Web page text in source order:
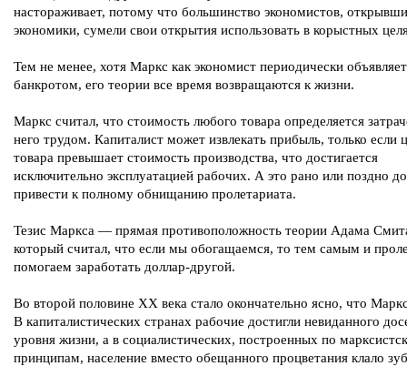
настораживает, потому что большинство экономистов,
экономики, сумели свои открытия использовать в корыстных
Тем не менее, хотя Маркс как экономист периодически
банкротом, его теории все время возвращаются к жизни.
Маркс считал, что стоимость любого товара определяется
него трудом. Капиталист может извлекать прибыль, только если
товара превышает стоимость производства, что достигается
исключительно эксплуатацией рабочих. А это рано или поздно
привести к полному обнищанию пролетариата.
Тезис Маркса — прямая противоположность теории Адама
который считал, что если мы обогащаемся, то тем самым и
помогаем заработать доллар-другой.
Во второй половине XX века стало окончательно ясно, что
В капиталистических странах рабочие достигли невиданного
уровня жизни, а в социалистических, построенных по
принципам, население вместо обещанного процветания клало